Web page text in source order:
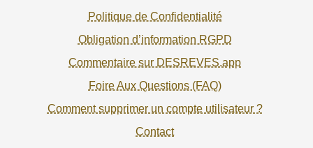
Politique de Confidentialité
Obligation d’information RGPD
Commentaire sur DESREVES.app
Foire Aux Questions (FAQ)
Comment supprimer un compte utilisateur ?
Contact